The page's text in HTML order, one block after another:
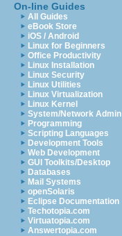
On-line Guides
All Guides
eBook Store
iOS / Android
Linux for Beginners
Office Productivity
Linux Installation
Linux Security
Linux Utilities
Linux Virtualization
Linux Kernel
System/Network Admin
Programming
Scripting Languages
Development Tools
Web Development
GUI Toolkits/Desktop
Databases
Mail Systems
openSolaris
Eclipse Documentation
Techotopia.com
Virtuatopia.com
Answertopia.com